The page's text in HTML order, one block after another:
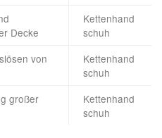
Decke
Kettenhand
schuh
von
Kettenhand
schuh
großer
Kettenhand
schuh